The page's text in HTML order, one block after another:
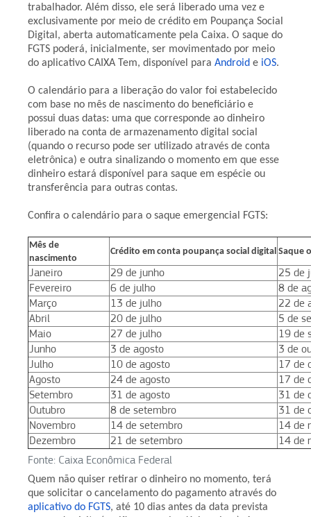
trabalhador. Além disso, ele será liberado uma vez e
exclusivamente por meio de crédito em Poupança Social
Digital, aberta automaticamente pela Caixa. O saque do
FGTS poderá, inicialmente, ser movimentado por meio
do aplicativo CAIXA Tem, disponível para Android e iOS.
O calendário para a liberação do valor foi estabelecido
com base no mês de nascimento do beneficiário e
possui duas datas: uma que corresponde ao dinheiro
liberado na conta de armazenamento digital social
(quando o recurso pode ser utilizado ​através de conta
eletrônica) e outra sinalizando o momento em que esse
dinheiro estará disponível para saque em espécie ou
transferência para outras contas.
Confira o calendário para o saque emergencial FGTS:
Fonte: Caixa Econômica Federal
Mês de
nascimento
Crédito em conta poupança social digital Saque
Janeiro 29 de junho
25 de
Fevereiro
6 de julho
8 de
Março
13 de julho
22 de
Abril
20 de julho
5 de
Maio
27 de julho
19 de
Junho
3 de agosto
3 de
Julho
10 de agosto
17 de
Agosto
24 de agosto
17 de
Setembro
31 de agosto
31 de
Outubro
8 de setembro
31 de
Novembro
14 de setembro
14 de
Dezembro
21 de setembro 14 de
Quem não quiser retirar o dinheiro no momento, terá
que solicitar o cancelamento do pagamento através do
aplicativo do FGTS, até 10 dias antes da data prevista